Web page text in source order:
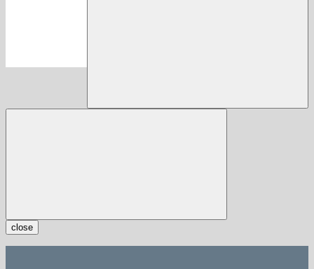
close